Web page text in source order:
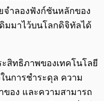
จำลองฟังก์ชันหลักของ
มมาไว้บนโลกดิจิทัลได้
สิทธิภาพของเทคโนโลยี
นการชำระดุล ความ
ของ และความสามารถ